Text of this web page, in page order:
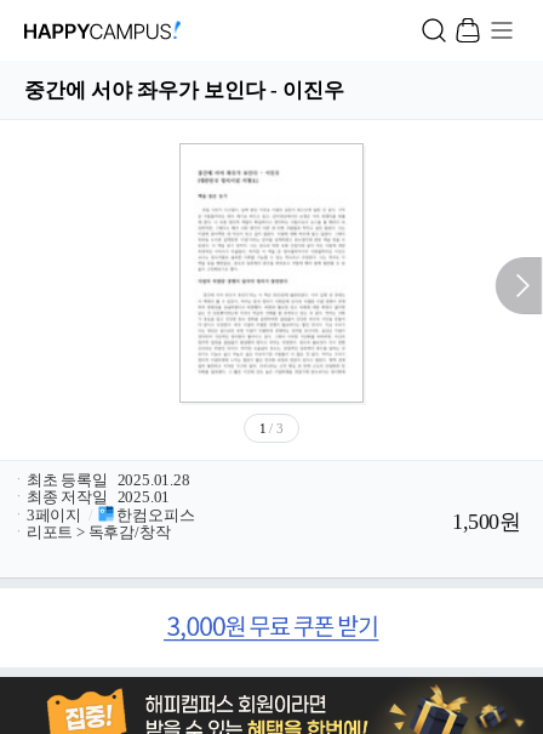
중간에 서야 좌우가 보인다 - 이진우
1 / 3
ㆍ 최초 등록일
2025.01.28
ㆍ 최종 저작일
2025.01
ㆍ 3페이지 /
한컴오피스
ㆍ 리포트 > 독후감/창작 1,500원